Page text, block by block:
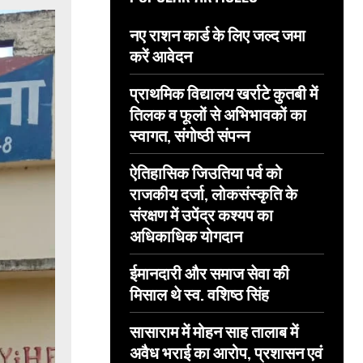
नए राशन कार्ड के लिए जल्द जमा
करें आवेदन
प्राथमिक विद्यालय खर्राटे कुतबी में
तिलक व फूलों से अभिभावकों का
स्वागत, संगोष्ठी संपन्न
ऐतिहासिक जिउतिया पर्व को
राजकीय दर्जा, लोकसंस्कृति के
संरक्षण में उपेंद्र कश्यप का
अधिकाधिक योगदान
ईमानदारी और समाज सेवा की
मिसाल थे स्व. वशिष्ठ सिंह
सासाराम में मोहन साह तालाब में
अवैध भराई का आरोप, प्रशासन एवं